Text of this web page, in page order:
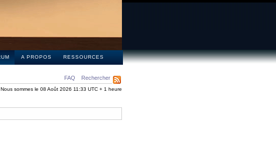
A PROPOS RESSOURCES
FAQ Rechercher
Nous sommes le 08 Août 2026 11:33 UTC + 1 heure